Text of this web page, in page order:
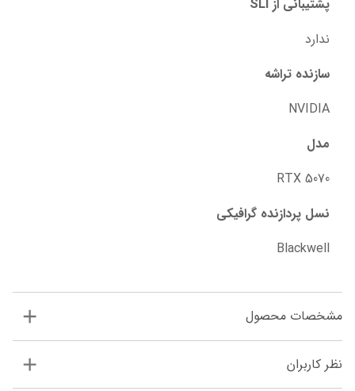
پشتیبانی از SLI
ندارد
سازنده تراشه
NVIDIA
مدل
RTX 5070
نسل پردازنده گرافیکی
Blackwell
مشخصات محصول
نظر کاربران